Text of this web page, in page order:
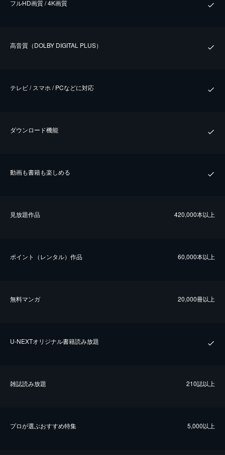
フルHD画質 / 4K画質
⾼⾳質（DOLBY DIGITAL PLUS）
テレビ / スマホ / PCなどに対応
ダウンロード機能
動画も書籍も楽しめる
⾒放題作品 420,000本以上
ポイント（レンタル）作品 60,000本以上
無料マンガ 20,000冊以上
U-NEXTオリジナル書籍読み放題
雑誌読み放題 210誌以上
プロが選ぶおすすめ特集 5,000以上